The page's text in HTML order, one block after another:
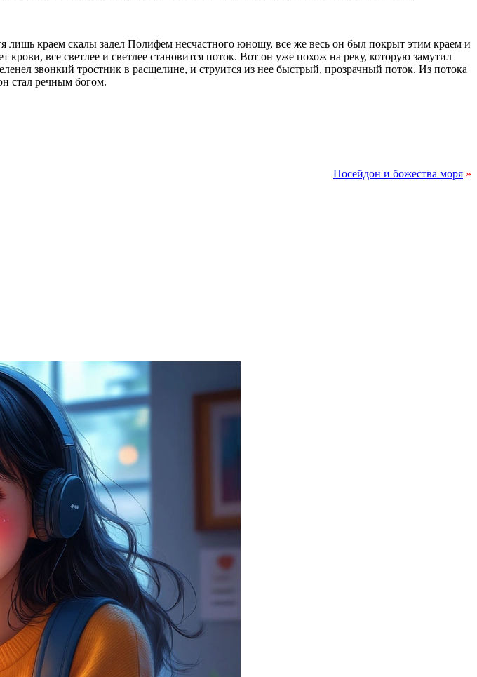
краем скалы задел Полифем несчастного юношу, все же весь он был покрыт этим краем и
все светлее и светлее становится поток. Вот он уже похож на реку, которую замутил
звонкий тростник в расщелине, и струится из нее быстрый, прозрачный поток. Из потока
стал речным богом.
Посейдон и божества моря »